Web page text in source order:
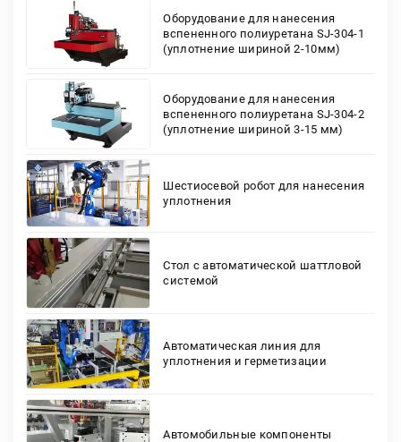
Оборудование для нанесения
вспененного полиуретана SJ-304-1
(уплотнение шириной 2-10мм)
Оборудование для нанесения
вспененного полиуретана SJ-304-2
(уплотнение шириной 3-15 мм)
Шестиосевой робот для нанесения
уплотнения
Стол с автоматической шаттловой
системой
Автоматическая линия для
уплотнения и герметизации
Автомобильные компоненты